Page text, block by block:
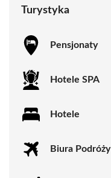
Turystyka
Pensjonaty
Hotele SPA
Hotele
Biura Podróży